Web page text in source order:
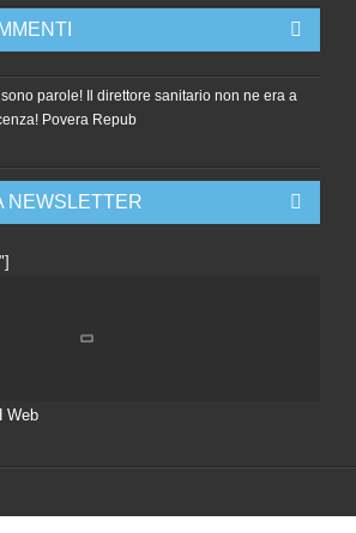
sono parole! Il direttore sanitario non ne era a
Povera Repub
NEWSLETTER
Web